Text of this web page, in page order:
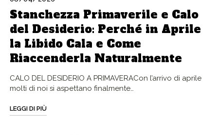
Stanchezza Primaverile e Calo
del Desiderio: Perché in Aprile
la Libido Cala e Come
Riaccenderla Naturalmente
CALO DEL DESIDERIO A PRIMAVERACon l’arrivo di aprile
molti di noi si aspettano finalmente…
LEGGI DI PIÙ